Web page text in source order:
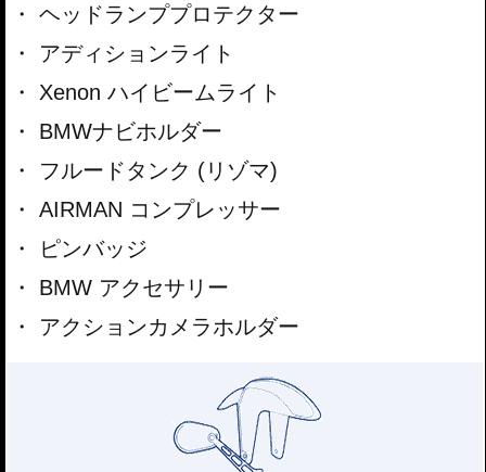
ヘッドランププロテクター
アディションライト
Xenon ハイビームライト
BMWナビホルダー
フルードタンク (リゾマ)
AIRMAN コンプレッサー
ピンバッジ
BMW アクセサリー
アクションカメラホルダー